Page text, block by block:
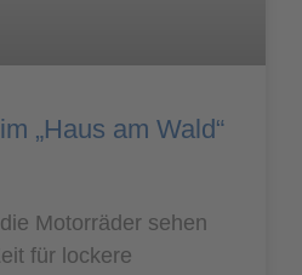
„Haus am Wald“
Motorräder sehen
für lockere